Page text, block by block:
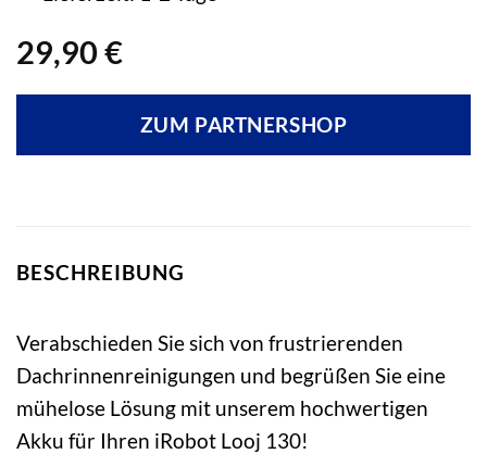
29,90 €
ZUM PARTNERSHOP
BESCHREIBUNG
Verabschieden Sie sich von frustrierenden
Dachrinnenreinigungen und begrüßen Sie eine
mühelose Lösung mit unserem hochwertigen
Akku für Ihren iRobot Looj 130!